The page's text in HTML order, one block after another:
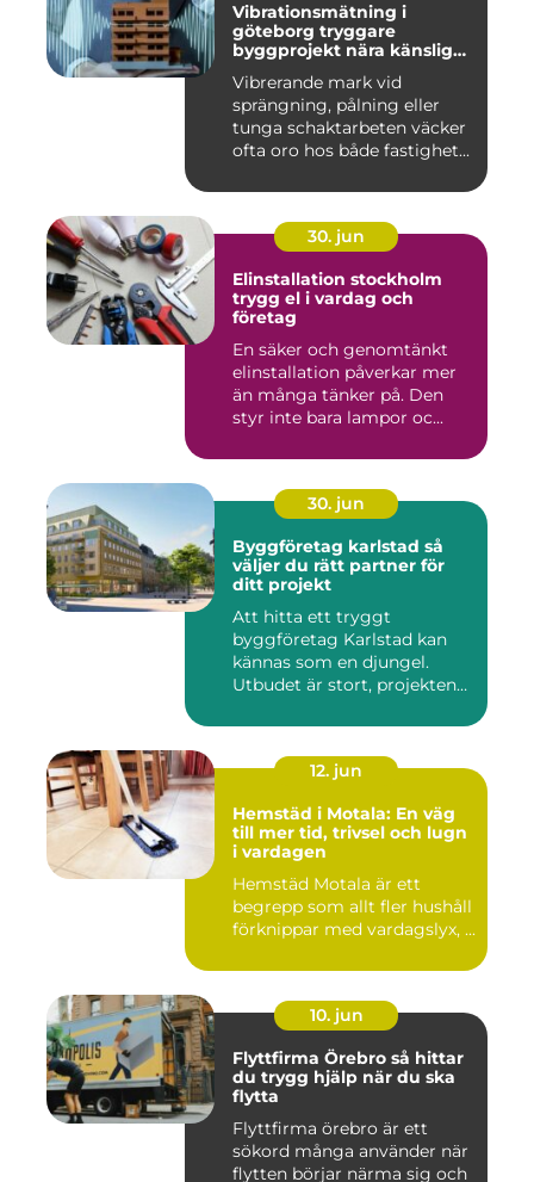
Vibrationsmätning i
göteborg tryggare
byggprojekt nära känsliga
Vibrerande mark vid
sprängning, pålning eller
tunga schaktarbeten väcker
ofta oro hos både fastighet...
30. jun
Elinstallation stockholm
trygg el i vardag och
företag
En säker och genomtänkt
elinstallation påverkar mer
än många tänker på. Den
styr inte bara lampor oc...
30. jun
Byggföretag karlstad så
väljer du rätt partner för
ditt projekt
Att hitta ett tryggt
byggföretag Karlstad kan
kännas som en djungel.
Utbudet är stort, projekten
12. jun
Hemstäd i Motala: En väg
till mer tid, trivsel och lugn
i vardagen
Hemstäd Motala är ett
begrepp som allt fler hushåll
förknippar med vardagslyx, ...
10. jun
Flyttfirma Örebro så hittar
du trygg hjälp när du ska
flytta
Flyttfirma örebro är ett
sökord många använder när
flytten börjar närma sig och